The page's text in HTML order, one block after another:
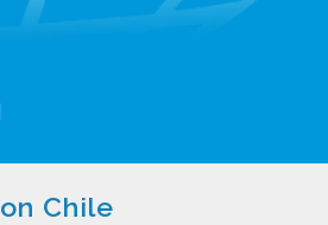
Chile